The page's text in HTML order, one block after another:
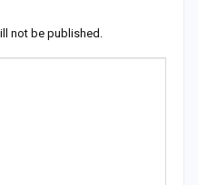
not be published.